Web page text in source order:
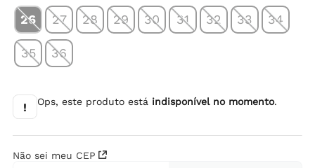
26 27 28 29 30 31 32 33 34
35 36
! Ops, este produto está indisponível no momento.
Não sei meu CEP